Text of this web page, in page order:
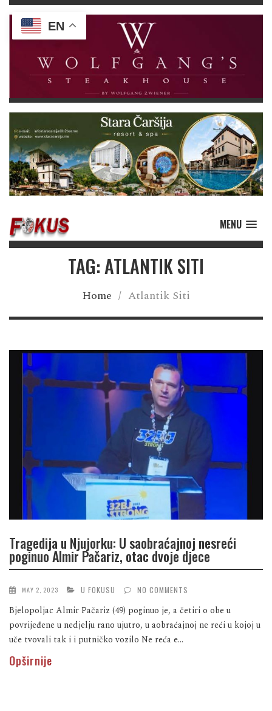
MENU
TAG: ATLANTIK SITI
Home / Atlantik Siti
Tragedija u Njujorku: U saobraćajnoj nesreći
poginuo Almir Pačariz, otac dvoje djece
MAY 2, 2023 U FOKUSU NO COMMENTS
Bjelopoljac Almir Pačariz (49) poginuo je, a četiri o obe u
povrijeđene u nedjelju rano ujutro, u aobraćajnoj ne reći u kojoj u
uče tvovali tak i i putničko vozilo Ne reća e...
Opširnije
EN